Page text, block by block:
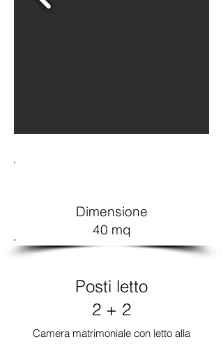
Dimensione
40 mq
Posti letto
2 + 2
Camera matrimoniale con letto alla